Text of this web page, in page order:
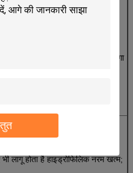
प्रतिरोध और गर्मी स्थिरता;
वाले पदार्थों को हटाए बिना फिर से रंगा
की सफ़ेदता और रंग पर न्यूनतम
बुना हुआ और बुना हुआ कपड़े के लिए
नरम खत्म;
लागू होता है हाइड्रोफिलिक नरम खत्म;